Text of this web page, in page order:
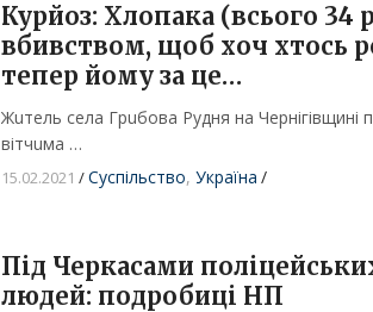
Курйоз: Хлoпaка (всього 34
вбивcтвoм, щоб хoч хтocь
тепер йому за це…
Жuтель cелa Гpuбoвa Рудня нa
вiтчuмa …
15.02.2021 /Суспільство, Україна /
Під Черкасами
людей: подробиці НП